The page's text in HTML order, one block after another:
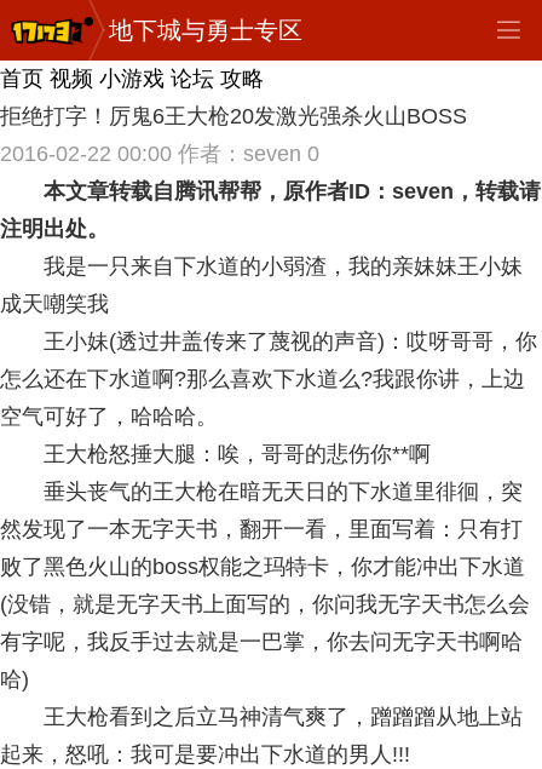
地下城与勇士专区
首页 视频 小游戏 论坛 攻略
拒绝打字！厉鬼6王大枪20发激光强杀火山BOSS
2016-02-22 00:00 作者：seven 0
本文章转载自腾讯帮帮，原作者ID：seven，转载请
注明出处。
我是一只来自下水道的小弱渣，我的亲妹妹王小妹
成天嘲笑我
王小妹(透过井盖传来了蔑视的声音)：哎呀哥哥，你
怎么还在下水道啊?那么喜欢下水道么?我跟你讲，上边
空气可好了，哈哈哈。
王大枪怒捶大腿：唉，哥哥的悲伤你**啊
垂头丧气的王大枪在暗无天日的下水道里徘徊，突
然发现了一本无字天书，翻开一看，里面写着：只有打
败了黑色火山的boss权能之玛特卡，你才能冲出下水道
(没错，就是无字天书上面写的，你问我无字天书怎么会
有字呢，我反手过去就是一巴掌，你去问无字天书啊哈
哈)
王大枪看到之后立马神清气爽了，蹭蹭蹭从地上站
起来，怒吼：我可是要冲出下水道的男人!!!